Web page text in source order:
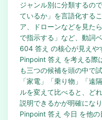
ジャンル別に分類するの
ているか」を言語化する
ア、ドローンなどを見た
で指示する」など、動詞
604 答え の核心が見え
Pinpoint 答え を考える際
も三つの候補を頭の中で
「家電」「乗り物」「遠
ルを変えて比べると、ど
説明できるかが明確にな
Pinpoint 答え 今日 を他の